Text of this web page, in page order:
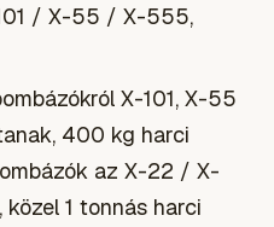
/ X-55 / X-555,
X-101, X-55
400 kg harci
az X-22 / X-
1 tonnás harci